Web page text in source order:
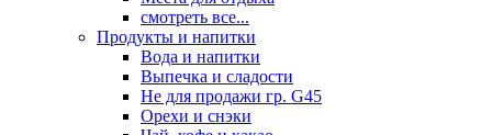
смотреть все...
Продукты и напитки
Вода и напитки
Выпечка и сладости
Не для продажи гр. G45
Орехи и снэки